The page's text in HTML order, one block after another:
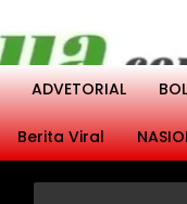
ADVETORIAL
Berita Viral